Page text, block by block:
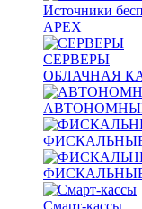
Источники
APEX
СЕРВЕРЫ
ОБЛАЧНАЯ
Смарт-кассы